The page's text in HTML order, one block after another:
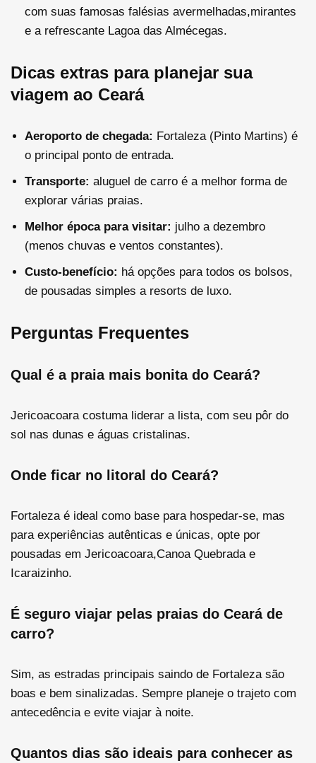
com suas famosas falésias avermelhadas,mirantes
e a refrescante Lagoa das Almécegas.
Dicas extras para planejar sua
viagem ao Ceará
Aeroporto de chegada: Fortaleza (Pinto Martins) é
o principal ponto de entrada.
Transporte: aluguel de carro é a melhor forma de
explorar várias praias.
Melhor época para visitar: julho a dezembro
(menos chuvas e ventos constantes).
Custo-benefício: há opções para todos os bolsos,
de pousadas simples a resorts de luxo.
Perguntas Frequentes
Qual é a praia mais bonita do Ceará?
Jericoacoara costuma liderar a lista, com seu pôr do
sol nas dunas e águas cristalinas.
Onde ficar no litoral do Ceará?
Fortaleza é ideal como base para hospedar-se, mas
para experiências autênticas e únicas, opte por
pousadas em Jericoacoara,Canoa Quebrada e
Icaraizinho.
É seguro viajar pelas praias do Ceará de
carro?
Sim, as estradas principais saindo de Fortaleza são
boas e bem sinalizadas. Sempre planeje o trajeto com
antecedência e evite viajar à noite.
Quantos dias são ideais para conhecer as